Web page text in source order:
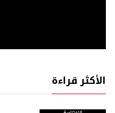
الأكثر قراءة